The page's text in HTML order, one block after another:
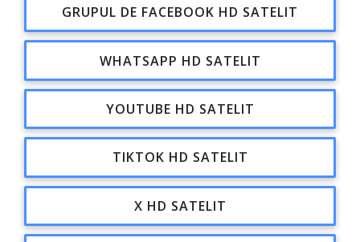
GRUPUL DE FACEBOOK HD SATELIT
WHATSAPP HD SATELIT
YOUTUBE HD SATELIT
TIKTOK HD SATELIT
X HD SATELIT